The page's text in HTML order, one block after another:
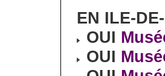
EN ILE-
OUI
OUI